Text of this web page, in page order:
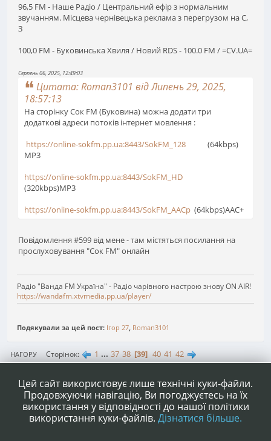
96,5 FM - Наше Радіо / Центральний ефір з нормальним
звучанням. Місцева чернівецька реклама з перегрузом на С,
З
100,0 FM - Буковинська Хвиля / Новий RDS - 100.0 FM / =CV.UA=
Серпень 06, 2025, 12:49:03
Цитата: Roman3101 від Липень 29, 2025,
18:57:13
На сторінку Сок FM (Буковина) можна додати три
додаткові адреси потоків інтернет мовлення :
https://online-sokfm.pp.ua:8443/SokFM_128 (64kbps)
MP3
https://online-sokfm.pp.ua:8443/SokFM_HD
(320kbps)MP3
https://online-sokfm.pp.ua:8443/SokFM_AACp (64kbps)AAC+
Повідомлення #599 від мене - там містяться посилання на
прослуховування "Сок FM" онлайн
Радіо "Ванда FM Україна" - Радіо чарівного настрою знову ON AIR!
https://wandafm.xtvmedia.pp.ua/player/
Подякували за цей пост: Ігор 27 Roman3101
НАГОРУ Сторінок 1 ... 37 38 39 40 41 42
Цей сайт використовує лише технічні куки-файли.
Продовжуючи навігацію, Ви погоджуєтесь на їх
використання у відповідності до нашої політики
використання куки-файлів. Дізнатися більше.